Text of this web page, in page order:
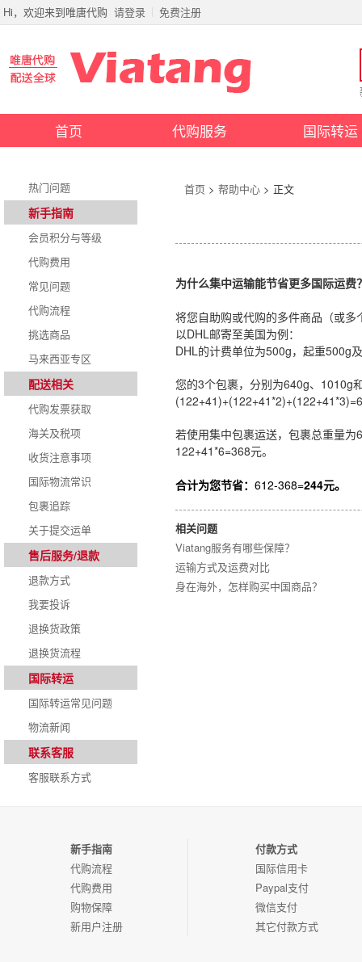
Hi，欢迎来到唯唐代购 请登录 免费注册
首页 代购服务 国际转运
热门问题
新手指南
会员积分与等级
代购费用
常见问题
代购流程
挑选商品
马来西亚专区
配送相关
代购发票获取
海关及税项
收货注意事项
国际物流常识
包裹追踪
关于提交运单
售后服务/退款
退款方式
我要投诉
退换货政策
退换货流程
国际转运
国际转运常见问题
物流新闻
联系客服
客服联系方式
首页 > 帮助中心 > 正文
为什么集中运输能节省更多国际运费
将您自助购或代购的多件商品（或
以DHL邮寄至美国为例：
DHL的计费单位为500g，起重500g
您的3个包裹，分别为640g、1010g
若使用集中包裹运送，包裹总重量
122+41*6=368元。
合计为您节省： 612-368=244元。
相关问题
Viatang服务有哪些保障？
运输方式及运费对比
身在海外，怎样购买中国商品？
新手指南
代购流程
代购费用
购物保障
新用户注册
付款方式
国际信用卡
Paypal支付
微信支付
其它付款方式